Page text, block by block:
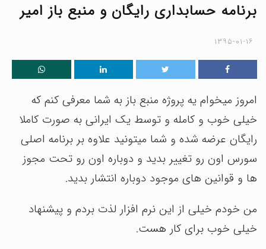
برنامه حسابداری رایگان و منبع باز امیر
۱۳۹۵-۰۱-۱۶
امروز میخوام یه پروژه منبع باز به شما معرفی کنم که
خیلی خوب و کامله و توسط یک ایرانی به صورت کاملا
رایگان عرضه شده و شما میتونید علاوه بر برنامه اصلی
سورس اون رو تغییر بدید و دوباره اون رو تحت مجوز
ها و قوانین های موجود دوباره انتشار بدید.
من خودم خیلی از این نرم افزار لذت بردم و پیشنهاد
خیلی خوب برای کار هست.